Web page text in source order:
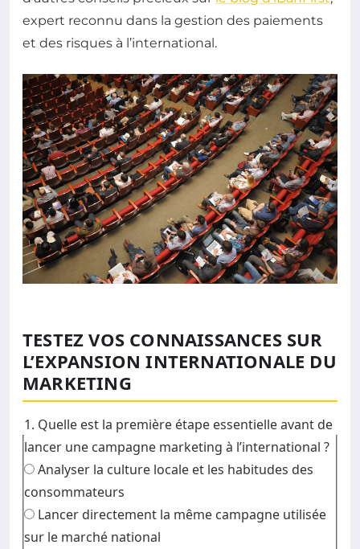
expert reconnu dans la gestion des paiements
et des risques à l’international.
TESTEZ VOS CONNAISSANCES SUR
L’EXPANSION INTERNATIONALE DU
MARKETING
1. Quelle est la première étape essentielle avant de
lancer une campagne marketing à l’international ?
Analyser la culture locale et les habitudes des
consommateurs
Lancer directement la même campagne utilisée
sur le marché national